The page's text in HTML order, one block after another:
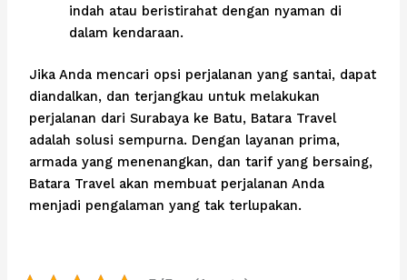
indah atau beristirahat dengan nyaman di
dalam kendaraan.
Jika Anda mencari opsi perjalanan yang santai, dapat
diandalkan, dan terjangkau untuk melakukan
perjalanan dari Surabaya ke Batu, Batara Travel
adalah solusi sempurna. Dengan layanan prima,
armada yang menenangkan, dan tarif yang bersaing,
Batara Travel akan membuat perjalanan Anda
menjadi pengalaman yang tak terlupakan.